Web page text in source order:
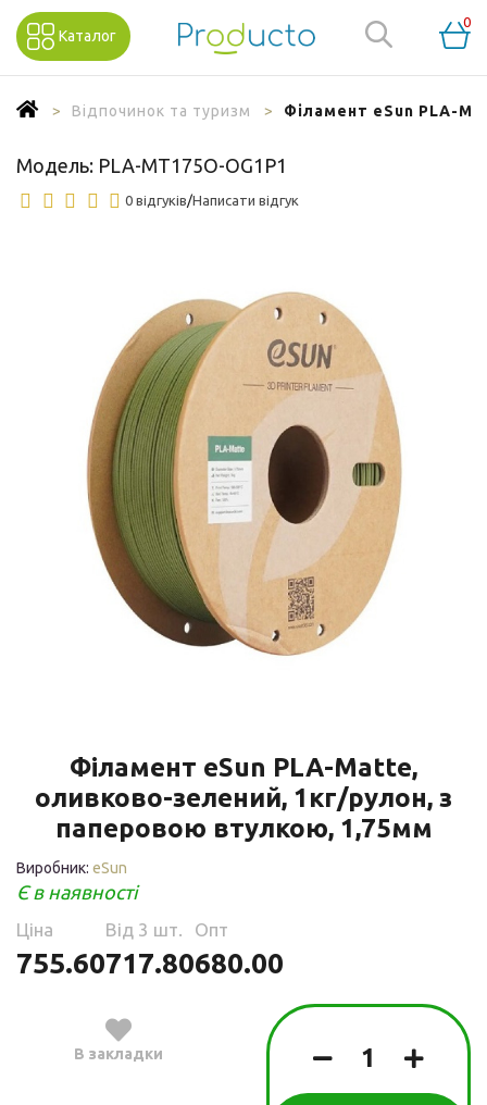
Каталог
0
Відпочинок та туризм Філамент eSun PLA-
Модель: PLA-MT175O-OG1P1
0 відгуків/Написати відгук
Філамент eSun PLA-Matte,
оливково-зелений, 1кг/рулон, з
паперовою втулкою, 1,75мм
Виробник: eSun
Є в наявності
Ціна
755.60
Від 3 шт.
717.80
Опт
680.00
В закладки